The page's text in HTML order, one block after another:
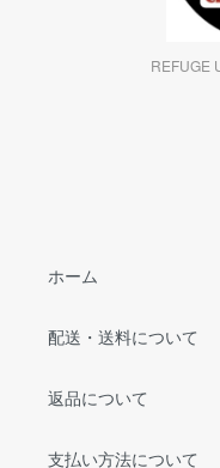
REFUGE
ホーム
配送・送料について
返品について
支払い方法について